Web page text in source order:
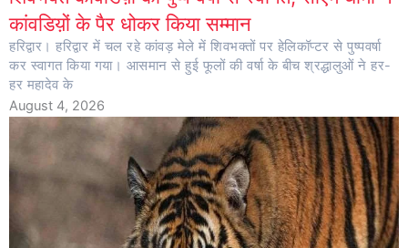
कांवडिय़ों के पैर धोकर किया सम्मान
हरिद्वार। हरिद्वार में चल रहे कांवड़ मेले में शिवभक्तों पर हेलिकॉप्टर से पुष्पवर्षा
कर स्वागत किया गया। आसमान से हुई फूलों की वर्षा के बीच श्रद्धालुओं ने हर-
हर महादेव के
August 4, 2026